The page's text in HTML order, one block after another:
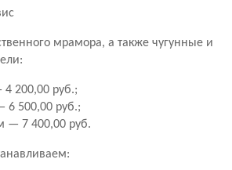
мрамора, а также чугунные и
200,00 руб.;
6 500,00 руб.;
— 7 400,00 руб.